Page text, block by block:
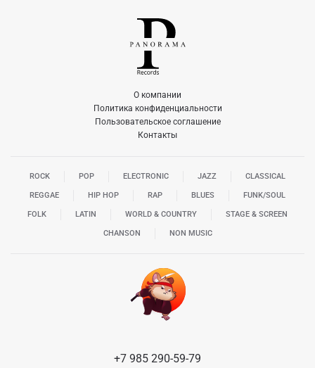
О компании
Политика конфиденциальности
Пользовательское соглашение
Контакты
ROCK POP ELECTRONIC JAZZ CLASSICAL
REGGAE HIP HOP RAP BLUES FUNK/SOUL
FOLK LATIN WORLD & COUNTRY STAGE & SCREEN
CHANSON NON MUSIC
+7 985 290-59-79